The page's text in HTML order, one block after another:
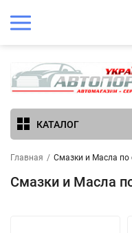
КАТАЛОГ
Главная / Смазки и Масла по
Смазки и Масла